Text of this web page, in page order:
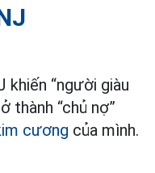
khiến “người giàu
thành “chủ nợ”
cương của mình.